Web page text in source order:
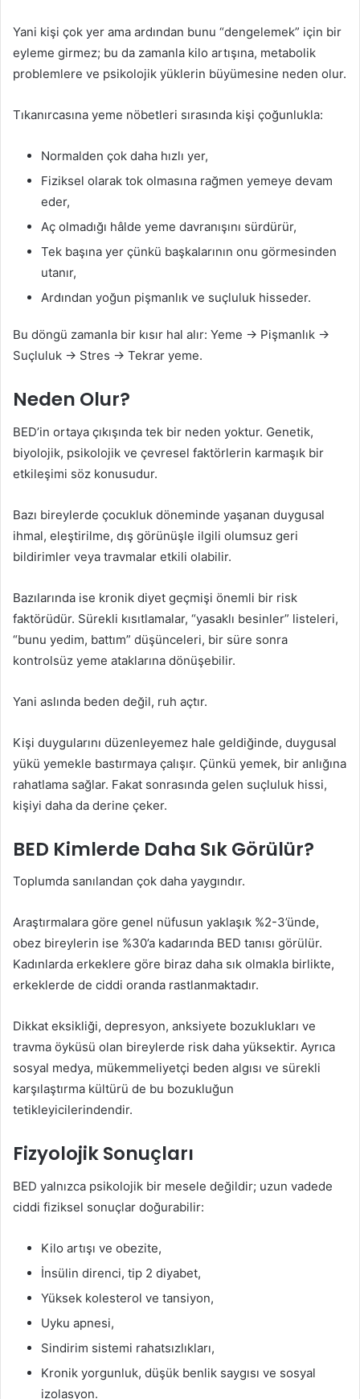
Yani kişi çok yer ama ardından bunu “dengelemek” için bir
eyleme girmez; bu da zamanla kilo artışına, metabolik
problemlere ve psikolojik yüklerin büyümesine neden olur.
Tıkanırcasına yeme nöbetleri sırasında kişi çoğunlukla:
Normalden çok daha hızlı yer,
Fiziksel olarak tok olmasına rağmen yemeye devam
eder,
Aç olmadığı hâlde yeme davranışını sürdürür,
Tek başına yer çünkü başkalarının onu görmesinden
utanır,
Ardından yoğun pişmanlık ve suçluluk hisseder.
Bu döngü zamanla bir kısır hal alır: Yeme → Pişmanlık →
Suçluluk → Stres → Tekrar yeme.
Neden Olur?
BED’in ortaya çıkışında tek bir neden yoktur. Genetik,
biyolojik, psikolojik ve çevresel faktörlerin karmaşık bir
etkileşimi söz konusudur.
Bazı bireylerde çocukluk döneminde yaşanan duygusal
ihmal, eleştirilme, dış görünüşle ilgili olumsuz geri
bildirimler veya travmalar etkili olabilir.
Bazılarında ise kronik diyet geçmişi önemli bir risk
faktörüdür. Sürekli kısıtlamalar, “yasaklı besinler” listeleri,
“bunu yedim, battım” düşünceleri, bir süre sonra
kontrolsüz yeme ataklarına dönüşebilir.
Yani aslında beden değil, ruh açtır.
Kişi duygularını düzenleyemez hale geldiğinde, duygusal
yükü yemekle bastırmaya çalışır. Çünkü yemek, bir anlığına
rahatlama sağlar. Fakat sonrasında gelen suçluluk hissi,
kişiyi daha da derine çeker.
BED Kimlerde Daha Sık Görülür?
Toplumda sanılandan çok daha yaygındır.
Araştırmalara göre genel nüfusun yaklaşık %2-3’ünde,
obez bireylerin ise %30’a kadarında BED tanısı görülür.
Kadınlarda erkeklere göre biraz daha sık olmakla birlikte,
erkeklerde de ciddi oranda rastlanmaktadır.
Dikkat eksikliği, depresyon, anksiyete bozuklukları ve
travma öyküsü olan bireylerde risk daha yüksektir. Ayrıca
sosyal medya, mükemmeliyetçi beden algısı ve sürekli
karşılaştırma kültürü de bu bozukluğun
tetikleyicilerindendir.
Fizyolojik Sonuçları
BED yalnızca psikolojik bir mesele değildir; uzun vadede
ciddi fiziksel sonuçlar doğurabilir:
Kilo artışı ve obezite,
İnsülin direnci, tip 2 diyabet,
Yüksek kolesterol ve tansiyon,
Uyku apnesi,
Sindirim sistemi rahatsızlıkları,
Kronik yorgunluk, düşük benlik saygısı ve sosyal
izolasyon.